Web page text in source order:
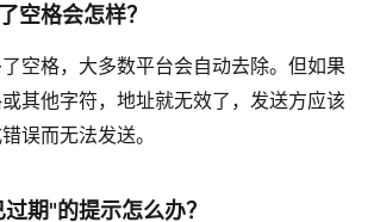
空格会怎样？
空格，大多数平台会自动去除。但如果
其他字符，地址就无效了，发送方应该
误而无法发送。
期"的提示怎么办？